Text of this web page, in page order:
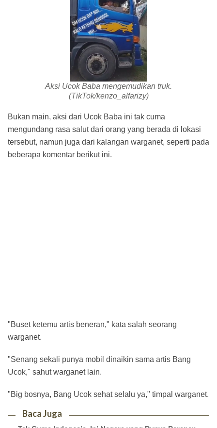
Aksi Ucok Baba mengemudikan truk.
(TikTok/kenzo_alfarizy)
Bukan main, aksi dari Ucok Baba ini tak cuma
mengundang rasa salut dari orang yang berada di lokasi
tersebut, namun juga dari kalangan warganet, seperti pada
beberapa komentar berikut ini.
"Buset ketemu artis beneran," kata salah seorang
warganet.
"Senang sekali punya mobil dinaikin sama artis Bang
Ucok," sahut warganet lain.
"Big bosnya, Bang Ucok sehat selalu ya," timpal warganet.
Baca Juga